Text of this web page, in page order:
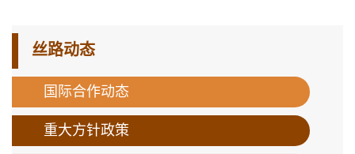
丝路动态
国际合作动态
重大方针政策